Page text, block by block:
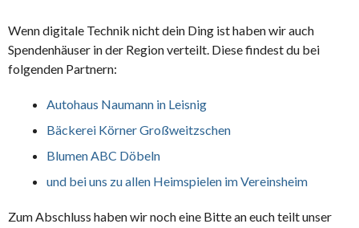
Wenn digitale Technik nicht dein Ding ist haben wir auch
Spendenhäuser in der Region verteilt. Diese findest du bei
folgenden Partnern:
Autohaus Naumann in Leisnig
Bäckerei Körner Großweitzschen
Blumen ABC Döbeln
und bei uns zu allen Heimspielen im Vereinsheim
Zum Abschluss haben wir noch eine Bitte an euch teilt unser